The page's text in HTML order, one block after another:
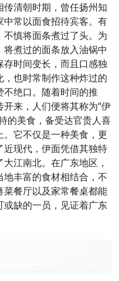
清朝时期，曾任扬州知
常以面食招待宾客。有
慎将面条煮过了头。为
煮过的面条放入油锅中
时间变长，而且口感独
也时常制作这种炸过的
绝口。随着时间的推
来，人们便将其称为“伊
的美食，备受达官贵人喜
它不仅是一种美食，更
现代，伊面凭借其独特
江南北。在广东地区，
丰富的食材相结合，不
餐厅以及家常餐桌都能
或缺的一员，见证着广东